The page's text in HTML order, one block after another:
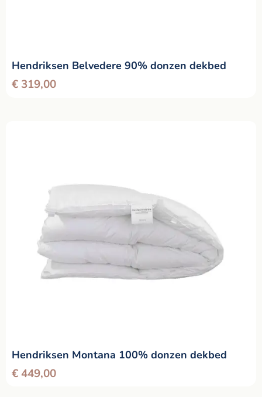
Hendriksen Belvedere 90% donzen dekbed
€ 319,00
Hendriksen Montana 100% donzen dekbed
€449,00